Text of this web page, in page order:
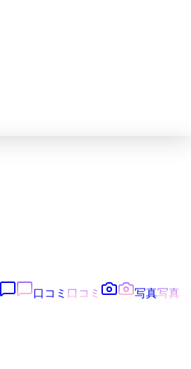
口コミ 口コミ 写真写真